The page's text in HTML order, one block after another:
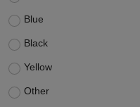
Blue
Black
Yellow
Other